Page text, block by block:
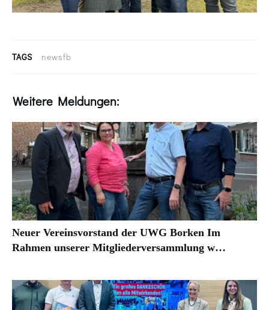
TAGS newsfb
Weitere Meldungen:
Neuer Vereinsvorstand der UWG Borken Im
Rahmen unserer Mitgliederversammlung w…